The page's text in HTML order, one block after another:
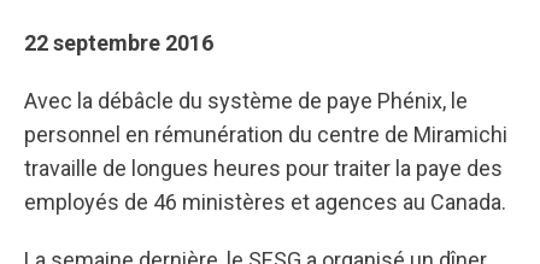
22 septembre 2016
Avec la débâcle du système de paye Phénix, le
personnel en rémunération du centre de Miramichi
travaille de longues heures pour traiter la paye des
employés de 46 ministères et agences au Canada.